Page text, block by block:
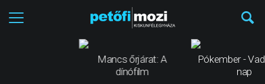
Mancs őrjárat: A
dínófilm
Pókember -
nap